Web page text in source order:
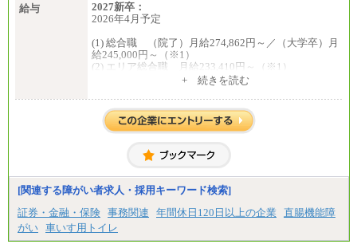
給与
2027新卒：
2026年4月予定
(1) 総合職 （院了）月給274,862円～／（大学卒）月
給245,000円～（※1）
(2) エリア総合職 月給233,410円～（※1）
(3) アシスタントスタッフ 日給9,800円～12,500円
※１ 試用期間６か月（試用期間中も給与に変更
はございません）
※２ 勤務地により異なります
（1) 総合職 （院了）月給274,862円～／（大学卒）
月給245,000円～（※1）
(2) エリア総合職 月給233,410円～（※1）
(3) アシスタントスタッフ 日給9,800円～12,500円
（※2）
※１ 試用期間６か月（試用期間中も給与に変更
なし）
※２ 勤務地により異なる
+ 続きを読む
[関連する障がい者求人・採用キーワード検索]
証券・金融・保険 事務関連 年間休日120日以上の企業
直腸機能障
がい 車いす用トイレ